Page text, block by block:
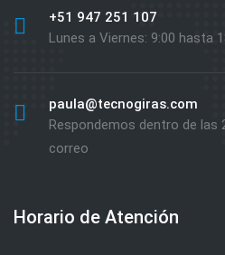
+51 947 251 107
Lunes a Viernes: 9:00 hasta
paula@tecnogiras.com
Respondemos dentro de las
correo
Horario de Atención